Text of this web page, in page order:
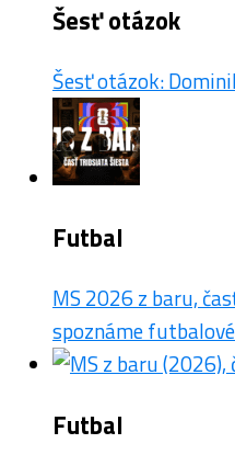
Šesť otázok
Šesť otázok:
Futbal
MS 2026 z baru,
spoznáme
Futbal